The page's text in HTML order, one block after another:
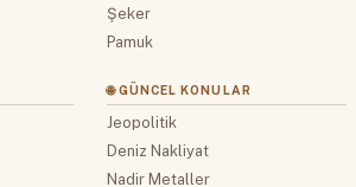
Şeker
Pamuk
🌐 GÜNCEL KONULAR
Jeopolitik
Deniz Nakliyat
Nadir Metaller